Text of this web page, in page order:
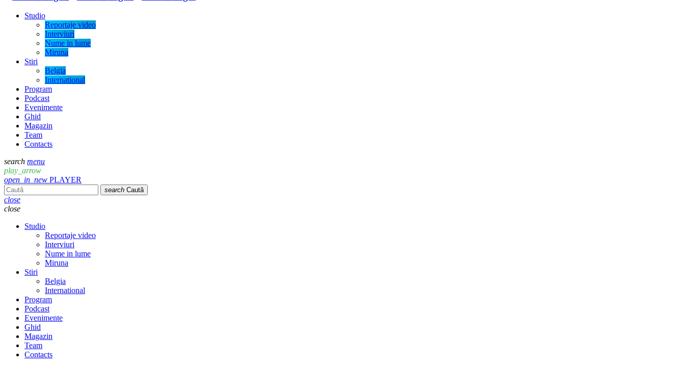
Studio
Reportaje video
Interviuri
Nume in lume
Miruna
Stiri
Belgia
International
Program
Podcast
Evenimente
Ghid
Magazin
Team
Contacts
search menu
play_arrow
open_in_new PLAYER
search Caută
close
close
Studio
Reportaje video
Interviuri
Nume in lume
Miruna
Stiri
Belgia
International
Program
Podcast
Evenimente
Ghid
Magazin
Team
Contacts